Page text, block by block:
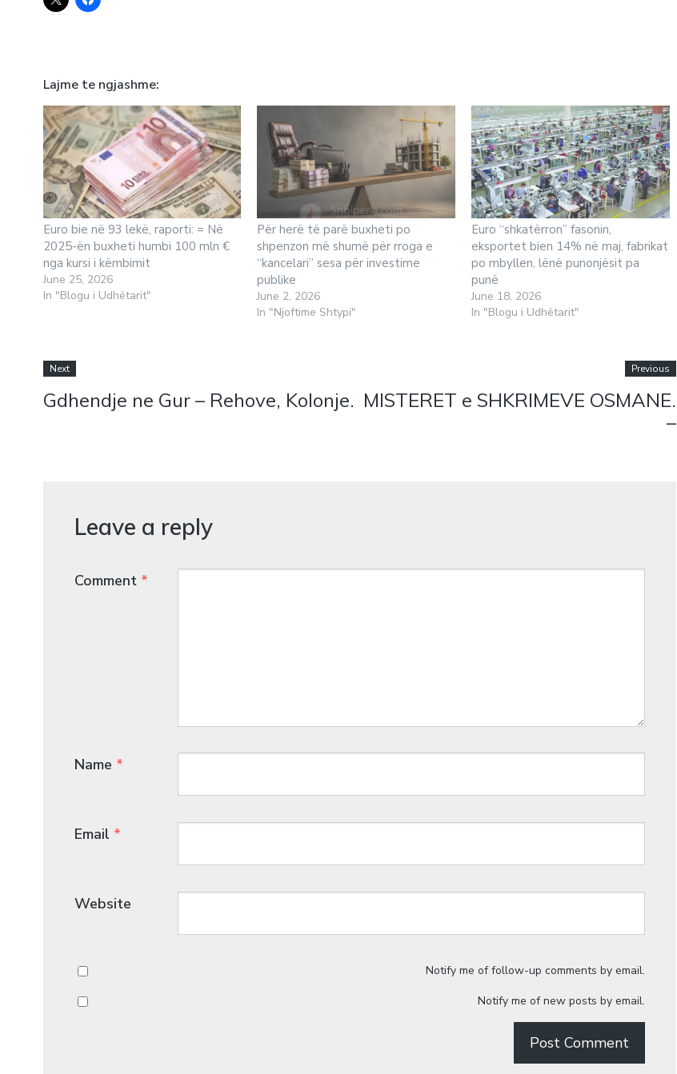
Lajme te ngjashme
Euro bie në 93 lekë, raporti: = Në
2025-ën buxheti humbi 100 mln €
nga kursi i këmbimit
June 25, 2026
In "Blogu i Udhëtarit"
Për herë të parë buxheti po
shpenzon më shumë për rroga e
“kancelari” sesa për investime
publike
June 2, 2026
In "Njoftime Shtypi"
Euro “shkatërron” fasonin,
eksportet bien 14% në maj, fabrikat
po mbyllen, lënë punonjësit pa
punë
June 18, 2026
In "Blogu i Udhëtarit"
Next
Gdhendje ne Gur – Rehove, Kolonje.
Previous
MISTERET e SHKRIMEVE OSMANE.
–
Leave a reply
Comment *
Name *
Email *
Website
Notify me of follow-up comments by email.
Notify me of new posts by email.